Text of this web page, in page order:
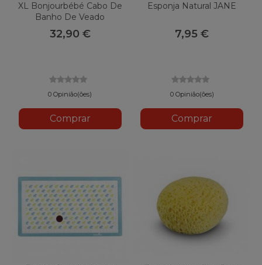
XL Bonjourbébé Cabo De
Banho De Veado
32,90 €
0 Opinião(ões)
Comprar
Esponja Natural JANE
7,95 €
0 Opinião(ões)
Comprar